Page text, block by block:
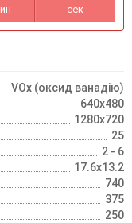
сек
VOx (оксид ванадію)
640x480
1280x720
25
2 - 6
17.6x13.2
740
375
250